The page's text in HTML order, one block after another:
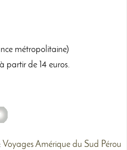
métropolitaine)
partir de 14 euros.
VoyagesAmérique du Sud Pérou